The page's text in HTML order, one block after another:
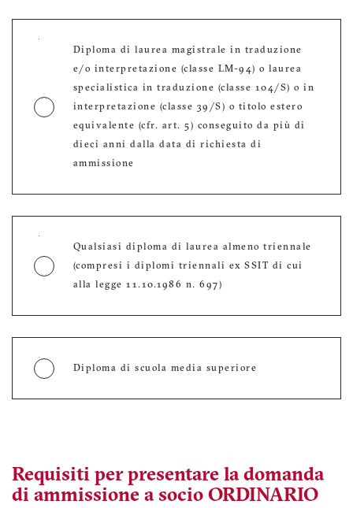
Diploma di laurea magistrale in traduzione
e/o interpretazione (classe LM-94) o laurea
specialistica in traduzione (classe 104/S) o in
interpretazione (classe 39/S) o titolo estero
equivalente (cfr. art. 5) conseguito da più di
dieci anni dalla data di richiesta di
ammissione
Qualsiasi diploma di laurea almeno triennale
(compresi i diplomi triennali ex SSIT di cui
alla legge 11.10.1986 n. 697)
Diploma di scuola media superiore
Requisiti per presentare la domanda
di ammissione a socio ORDINARIO